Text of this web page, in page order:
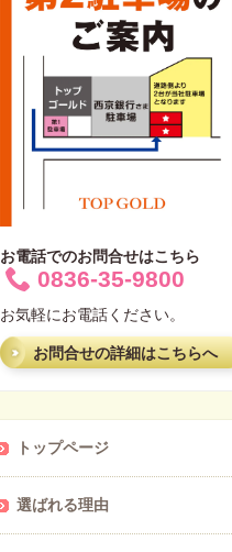
お電話でのお問合せはこちら
0836-35-9800
お気軽にお電話ください。
お問合せの詳細はこちらへ
トップページ
選ばれる理由